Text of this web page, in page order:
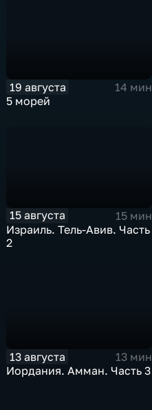
19 августа
14 мин
5 морей
15 августа
15 мин
Израиль. Тель-Авив. Часть
2
13 августа
13 мин
Иордания. Амман. Часть 3